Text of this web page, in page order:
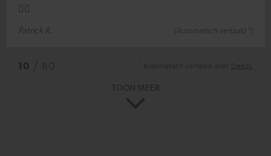
👍🏻
Patrick R.
(Automatisch vertaald *)